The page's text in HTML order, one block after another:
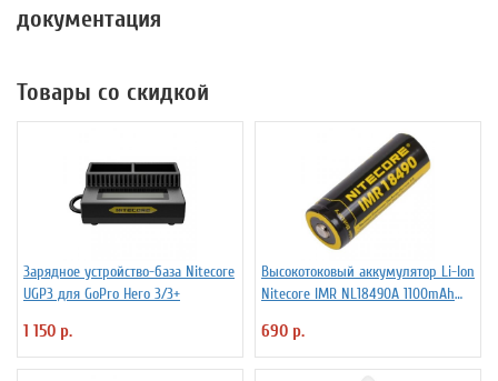
документация
Товары со скидкой
Зарядное устройство-база Nitecore
UGP3 для GoPro Hero 3/3+
1 150 р.
Высокотоковый аккумулятор Li-Ion
Niteсore IMR NL18490A 1100mAh
690 р.